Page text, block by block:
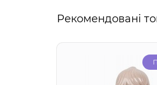
Рекомендовані